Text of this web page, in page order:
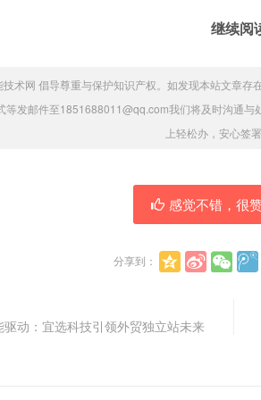
继续阅
技术网 倡导尊重与保护知识产权。如发现本站文章
等发邮件至1851688011@qq.com我们将及时沟通与
上轻松办，安心签
感觉不错，很
分享到：
动：宜选科技引领外贸独立站未来